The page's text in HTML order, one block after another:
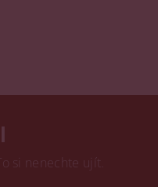
si nenechte ujít.